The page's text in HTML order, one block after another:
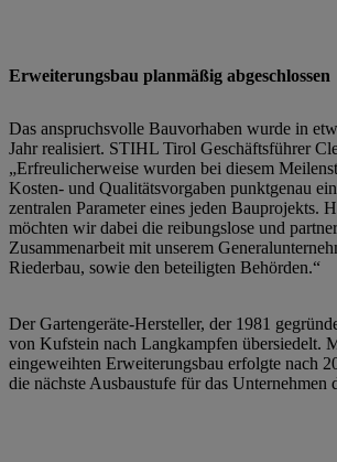
Erweiterungsbau planmäßig abgeschlossen
Das anspruchsvolle Bauvorhaben wurde in
Jahr realisiert. STIHL Tirol Geschäftsführer
„Erfreulicherweise wurden bei diesem
Kosten- und Qualitätsvorgaben punktgenau
zentralen Parameter eines jeden Bauprojekts.
möchten wir dabei die reibungslose und
Zusammenarbeit mit unserem
Riederbau, sowie den beteiligten Behörden.“
Der Gartengeräte-Hersteller, der 1981
von Kufstein nach Langkampfen übersiedelt.
eingeweihten Erweiterungsbau erfolgte nach
die nächste Ausbaustufe für das